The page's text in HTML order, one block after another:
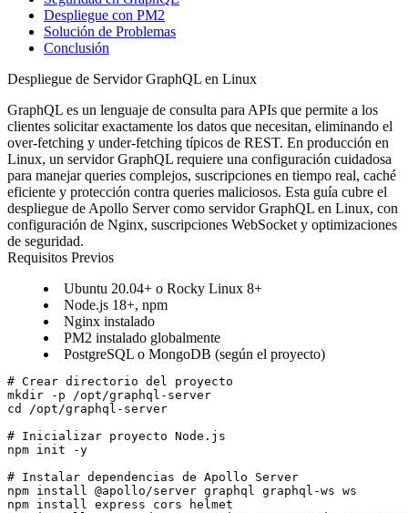
Despliegue con PM2
Solución de Problemas
Conclusión
Despliegue de Servidor GraphQL en Linux
GraphQL es un lenguaje de consulta para APIs que permite a los
clientes solicitar exactamente los datos que necesitan, eliminando el
over-fetching y under-fetching típicos de REST. En producción en
Linux, un servidor GraphQL requiere una configuración cuidadosa
para manejar queries complejos, suscripciones en tiempo real, caché
eficiente y protección contra queries maliciosos. Esta guía cubre el
despliegue de Apollo Server como servidor GraphQL en Linux, con
configuración de Nginx, suscripciones WebSocket y optimizaciones
de seguridad.
Requisitos Previos
Ubuntu 20.04+ o Rocky Linux 8+
Node.js 18+, npm
Nginx instalado
PM2 instalado globalmente
PostgreSQL o MongoDB (según el proyecto)
# Crear directorio del proyecto
mkdir -p /opt/graphql-server
cd /opt/graphql-server
# Inicializar proyecto Node.js
npm init -y
# Instalar dependencias de Apollo Server
npm install @apollo/server graphql graphql-ws ws
npm install express cors helmet